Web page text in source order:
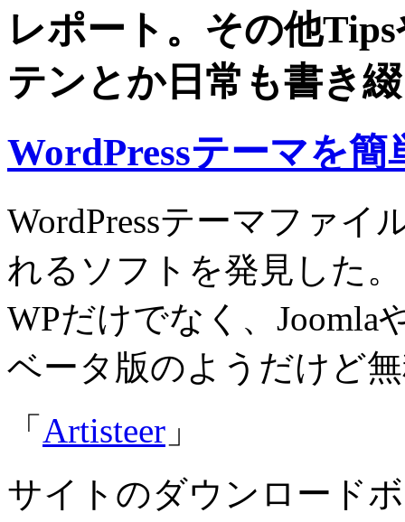
レポート。その他
テンとか日常も書き
WordPressテーマを
WordPressテーマファ
れるソフトを発見した。
WPだけでなく、Joomla
ベータ版のようだけど
「 Artisteer 」
サイトのダウンロード